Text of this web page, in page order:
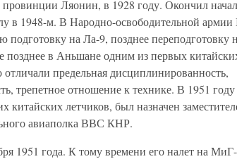
Ляонин, в 1928 году. Окончил
в 1948-м. В Народно-освободительной армии
подготовку на Ла-9, позднее переподготовку
в Аньшане одним из первых
предельная дисциплинированность,
трепетное отношение к технике. В 1951
китайских летчиков, был назначен
авиаполка ВВС КНР.
1951 года. К тому времени его налет на МиГ-